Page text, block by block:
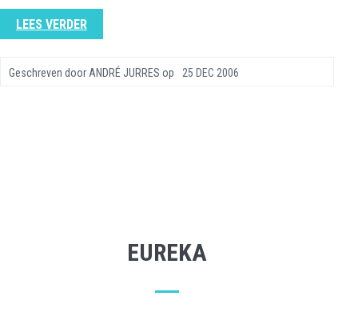
LEES VERDER
Geschreven door ANDRÉ JURRES op 25 DEC 2006
EUREKA